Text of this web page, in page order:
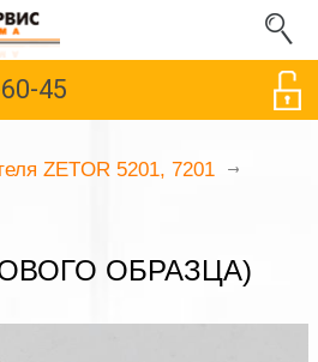
45
ZETOR 5201, 7201
ОБРАЗЦА)